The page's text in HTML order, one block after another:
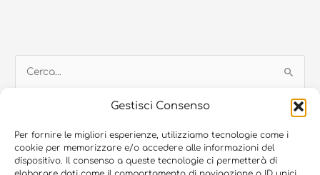
Gestisci Consenso
Per fornire le migliori esperienze, utilizziamo tecnologie come i
cookie per memorizzare e/o accedere alle informazioni del
dispositivo. Il consenso a queste tecnologie ci permetterà di
c
a
:
© 2026 Blugroup SRL, Via Francia 9 – 35010 Vigonza (PD) | P.Iva: